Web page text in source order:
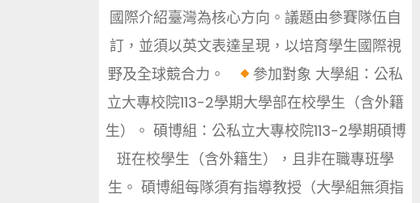
國際介紹臺灣為核心方向。議題由參賽隊伍自
訂，並須以英文表達呈現，以培育學生國際視
野及全球競合力。
參加對象 大學組：公私
立大專校院113-2學期大學部在校學生（含外籍
生）。 碩博組：公私立大專校院113-2學期碩博
班在校學生（含外籍生），且非在職專班學
生。 碩博組每隊須有指導教授（大學組無須指